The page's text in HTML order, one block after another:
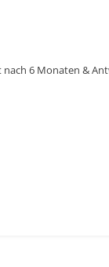
6 Monaten &